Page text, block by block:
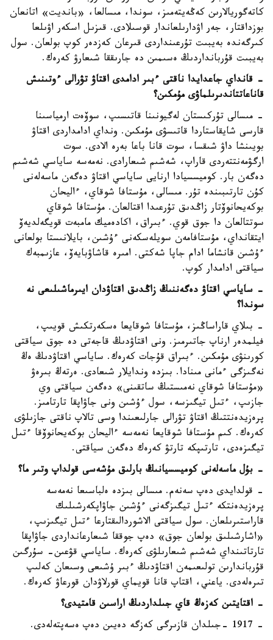
كاتەگوريالارىن كەڭەيتەمىز، سوندا، مىسالعا، «بانديت» اتانعان
بوزداقتار، جەر اۋدارىلعاندار قوسىلادى. قىزىل اسكەر اۋىلعا
كىرگەندە بەيبىت تۇرعىنداردى قىرعان كەزدەر كوپ بولعان. سول
بەيبىت قۇربانداردىڭ ەسىمىن دە جارىققا شىعارۋ كەرەك.
- قانداي جاعدايدا ناقتى ءبىر ادامدى اقتاۋ تۋرالى ءوتىنىش
قاناعاتتاندىرىلماۋى مۇمكىن؟
- مىسالى تۇركىستان لەگيونىنا قاتىسىپ، سوۆەت ارمياسىنا
قارسى شايقاستاردا قاتىسۋى مۇمكىن. ونداي ادامداردى اقتاۋ
بويىنشا داۋ شىقسا، سوت قانا باعا بەرە الادى. سوت
ارگۋمەنتتەردى قاراپ، شەشىم شىعارادى. نەمەسە ساياسي شەشىم
دەگەن بار. كوميسسيادا ارنايى ساياسي اقتاۋ دەگەن ماسەلەنى
كۇن تارتىبىندە تۇر. مىسالى، مۇستافا شوقاي، ءاليحان
بوكەيحانوۆتار زاڭدىق تۇرعىدا اقتالعان. مۇستافا شوقاي
سوتتالعان دا جوق قوي. ءبىراق، اكادەميك مامبەت قويگەلديەۆ
ايتقانداي، مۇستافامەن سويلەسكەنى ءۇشىن، بايلانىستا بولعانى
ءۇشىن قانشاما ادام جاپا شەكتى. امىرە قاشاۋبايەۆ، عازىمبەك
سياقتى ادامدار كوپ.
- ساياسي اقتاۋ دەگەننىڭ زاڭدىق اقتاۋدان ايىرماشىلىعى نە
سوندا؟
- بىلاي قاراساڭىز، مۇستافا شوقايعا ەسكەرتكىش قويىپ،
فيلمدەر ارناپ جاتىرمىز. ونى اقتاۋدىڭ قاجەتى دە جوق سياقتى
كورىنۋى مۇمكىن. ءبىراق قۇجات كەرەك. ساياسي اقتاۋدىڭ ەڭ
نەگىزگى ءمانى مىنادا. بىزدە وندايلار شىعادى. ەرتەڭ بىرەۋ
«مۇستافا شوقاي نەمىستىڭ ساتقىنى» دەگەن سياقتى وي
جازىپ، ءتىل تيگىزسە، سول ءۇشىن ونى جاۋاپقا تارتامىز.
پرەزيدەنتتىڭ اقتاۋ تۋرالى جارلىعىندا وسى تالاپ ناقتى جازىلۋى
كەرەك. كىم مۇستافا شوقايعا نەمەسە ءاليحان بوكەيحانوۆقا ءتىل
تيگىزەدى، تارتىپكە تارتۋ كەرەك دەگەن سياقتى.
- بۇل ماسەلەنى كوميسسيانىڭ بارلىق مۇشەسى قولداپ وتىر ما؟
- قولدايدى دەپ سەنەم. مىسالى بىزدە ەلباسىعا نەمەسە
پرەزيدەنتكە ءتىل تيگىزگەنى ءۇشىن جاۋاپكەرشىلىك
قاراستىرىلعان. سول سياقتى الاشوردالىقتارعا ءتىل تيگىزىپ،
«اشارشىلىق بولعان جوق» دەپ جوققا شىعارعانداردى جاۋاپقا
تارتاتىنداي شەشىم شىعارىلۋى كەرەك. ساياسي قۋعىن- سۇرگىن
قۇرباندارىن تولىعىمەن اقتاۋدىڭ ءبىر ۇشىعى وسىعان كەلىپ
تىرەلەدى. ياعني، اقتاپ قانا قويماي قورلاۋدان قورعاۋ كەرەك.
- اقتايتىن كەزەڭ قاي جىلداردىڭ اراسىن قامتيدى؟
- 1917 -جىلدان قازىرگى كەزگە دەيىن دەپ ەسەپتەلەدى.